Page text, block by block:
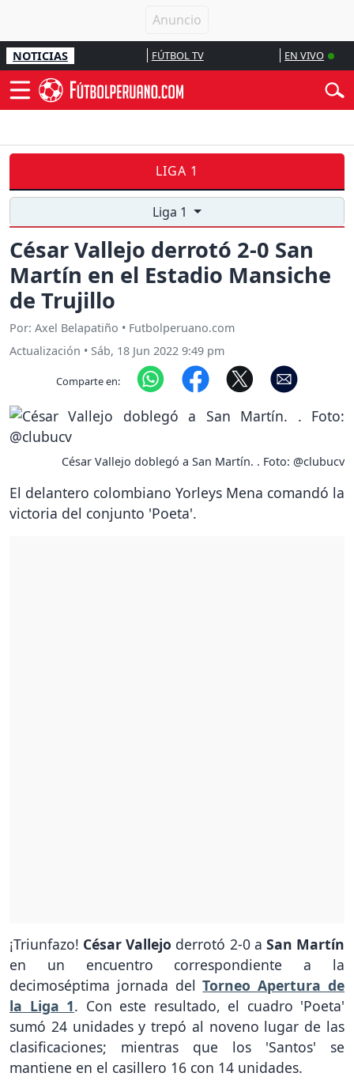
NOTICIAS FÚTBOL TV EN VIVO
LIGA 1
Liga 1
César Vallejo derrotó 2-0 San
Martín en el Estadio Mansiche
de Trujillo
Por: Axel Belapatiño • Futbolperuano.com
Actualización • Sáb, 18 Jun 2022 9:49 pm
Comparte en:
César Vallejo doblegó a San Martín. . Foto: @clubucv
El delantero colombiano Yorleys Mena comandó la
victoria del conjunto 'Poeta'.
¡Triunfazo! César Vallejo derrotó 2-0 a San Martín
en un encuentro correspondiente a la
decimoséptima jornada delTorneo Apertura de
la Liga 1. Con este resultado, el cuadro 'Poeta'
sumó 24 unidades y trepó al noveno lugar de las
clasificaciones; mientras que los 'Santos' se
mantiene en el casillero 16 con 14 unidades.